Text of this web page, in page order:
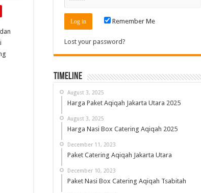
Remember Me
Lost your password?
Timeline
August 3, 2025
Harga Paket Aqiqah Jakarta Utara 2025
August 3, 2025
Harga Nasi Box Catering Aqiqah 2025
December 11, 2023
Paket Catering Aqiqah Jakarta Utara
December 10, 2023
Paket Nasi Box Catering Aqiqah Tsabitah